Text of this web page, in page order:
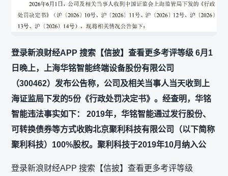
登录新浪财经APP 搜索【信披】查看更多考评等级 6月1
日晚上，上海华铭智能终端设备股份有限公司
（300462）发布公告称，公司及相关当事人当天收到上
海证监局下发的5份《行政处罚决定书》。经查明，华铭
智能违法事实如下： 2019年，华铭智能通过发行股份、
可转换债券等方式收购北京聚利科技有限公司（以下简称
聚利科技）100%股权。聚利科技于2019年10月纳入公
登录新浪财经APP 搜索【信披】查看更多考评等级